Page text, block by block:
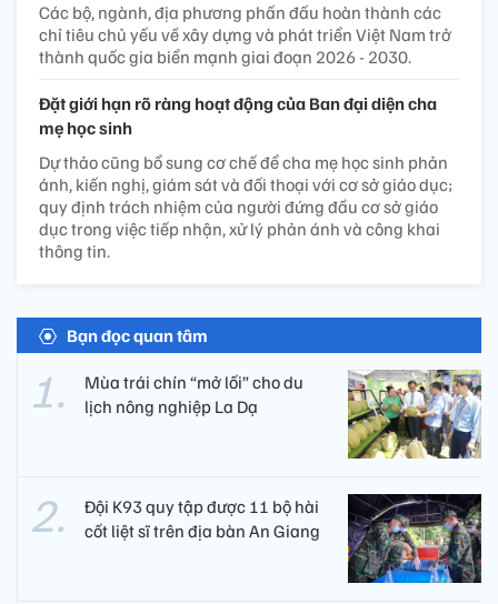
Các bộ, ngành, địa phương phấn đấu hoàn thành các
chỉ tiêu chủ yếu về xây dựng và phát triển Việt Nam trở
thành quốc gia biển mạnh giai đoạn 2026 - 2030.
Đặt giới hạn rõ ràng hoạt động của Ban đại diện cha
mẹ học sinh
Dự thảo cũng bổ sung cơ chế để cha mẹ học sinh phản
ánh, kiến nghị, giám sát và đối thoại với cơ sở giáo dục;
quy định trách nhiệm của người đứng đầu cơ sở giáo
dục trong việc tiếp nhận, xử lý phản ánh và công khai
thông tin.
Bạn đọc quan tâm
Mùa trái chín “mở lối” cho du
lịch nông nghiệp La Dạ
Đội K93 quy tập được 11 bộ hài
cốt liệt sĩ trên địa bàn An Giang